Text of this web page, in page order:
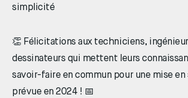
simplicité
👏 Félicitations aux techniciens,
dessinateurs qui mettent leurs
savoir-faire en commun pour une mise
prévue en 2024 ! 📅